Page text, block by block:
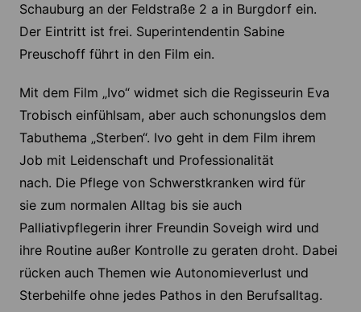
Schauburg an der Feldstraße 2 a in Burgdorf ein.
Der Eintritt ist frei. Superintendentin Sabine
Preuschoff führt in den Film ein.
Mit dem Film „Ivo“ widmet sich die Regisseurin Eva
Trobisch einfühlsam, aber auch schonungslos dem
Tabuthema „Sterben“. Ivo geht in dem Film ihrem
Job mit Leidenschaft und Professionalität
nach. Die Pflege von Schwerstkranken wird für
sie zum normalen Alltag bis sie auch
Palliativpflegerin ihrer Freundin Soveigh wird und
ihre Routine außer Kontrolle zu geraten droht. Dabei
rücken auch Themen wie Autonomieverlust und
Sterbehilfe ohne jedes Pathos in den Berufsalltag.